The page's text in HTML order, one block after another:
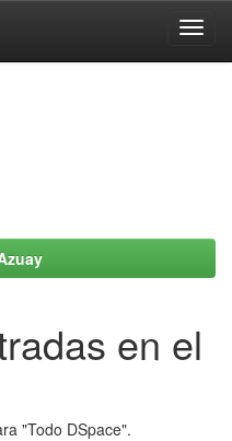
en el
"Todo DSpace".